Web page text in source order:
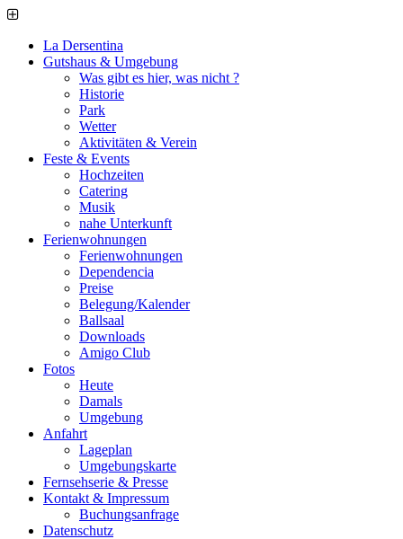
La Dersentina
Gutshaus & Umgebung
Was gibt es hier, was nicht ?
Historie
Park
Wetter
Aktivitäten & Verein
Feste & Events
Hochzeiten
Catering
Musik
nahe Unterkunft
Ferienwohnungen
Ferienwohnungen
Dependencia
Preise
Belegung/Kalender
Ballsaal
Downloads
Amigo Club
Fotos
Heute
Damals
Umgebung
Anfahrt
Lageplan
Umgebungskarte
Fernsehserie & Presse
Kontakt & Impressum
Buchungsanfrage
Datenschutz